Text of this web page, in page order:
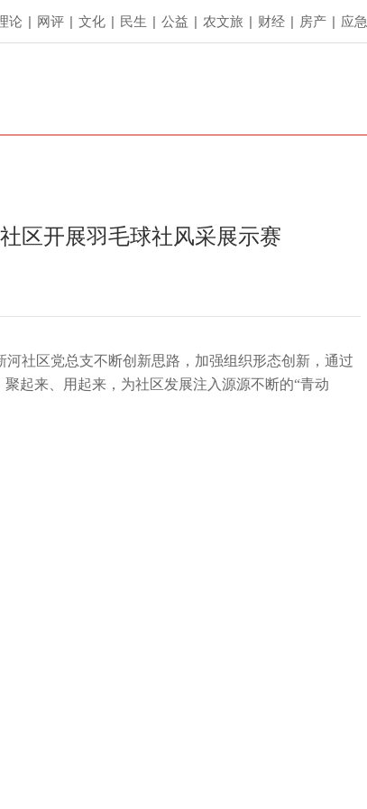
论 | 网评 | 文化 | 民生 | 公益 | 农文旅 | 财经 | 房产 | 应急
区开展羽毛球社风采展示赛
社区党总支不断创新思路，加强组织形态创新，通过
起来、用起来，为社区发展注入源源不断的“青动